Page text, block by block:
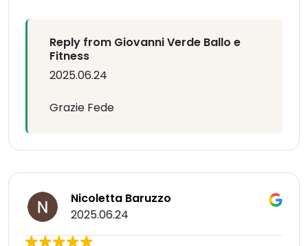
Reply from Giovanni Verde Ballo e
Fitness
2025.06.24
Grazie Fede
Nicoletta Baruzzo
2025.06.24